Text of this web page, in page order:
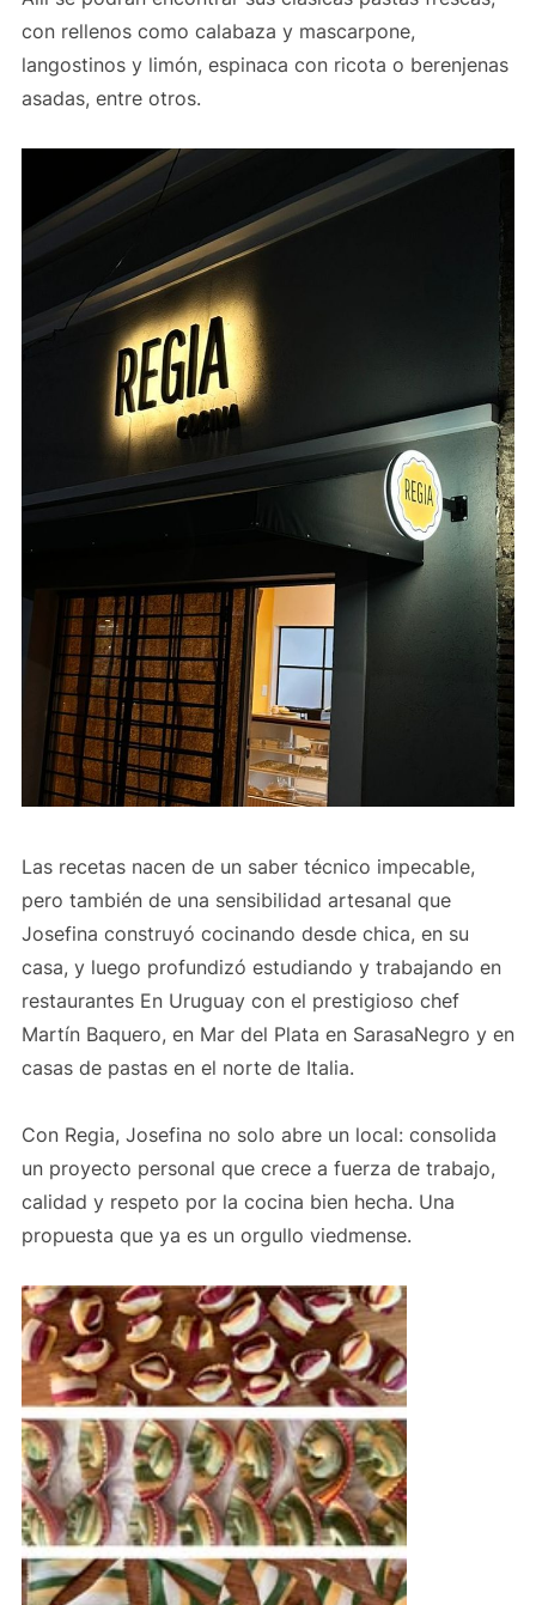
con rellenos como calabaza y mascarpone,
langostinos y limón, espinaca con ricota o berenjenas
asadas, entre otros.
Las recetas nacen de un saber técnico impecable,
pero también de una sensibilidad artesanal que
Josefina construyó cocinando desde chica, en su
casa, y luego profundizó estudiando y trabajando en
restaurantes En Uruguay con el prestigioso chef
Martín Baquero, en Mar del Plata en SarasaNegro y en
casas de pastas en el norte de Italia.
Con Regia, Josefina no solo abre un local: consolida
un proyecto personal que crece a fuerza de trabajo,
calidad y respeto por la cocina bien hecha. Una
propuesta que ya es un orgullo viedmense.